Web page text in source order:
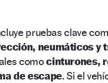
pruebas clave
neumáticos y
comocinturones,
de escape. Si el